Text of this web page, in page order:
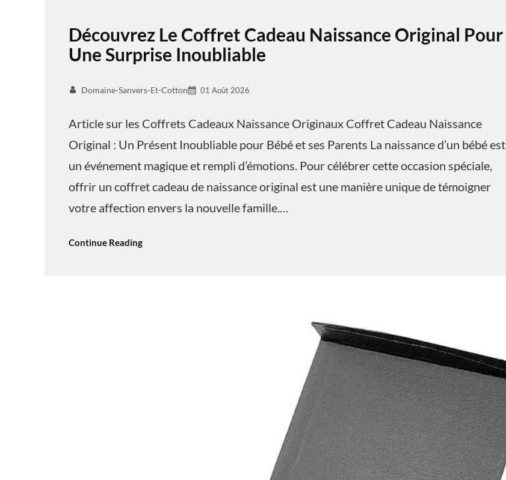
Découvrez Le Coffret Cadeau Naissance Original Pour
Une Surprise Inoubliable
Domaine-Sanvers-Et-Cotton 01 Août 2026
Article sur les Coffrets Cadeaux Naissance Originaux Coffret Cadeau Naissance
Original : Un Présent Inoubliable pour Bébé et ses Parents La naissance d’un bébé est
un événement magique et rempli d’émotions. Pour célébrer cette occasion spéciale,
offrir un coffret cadeau de naissance original est une manière unique de témoigner
votre affection envers la nouvelle famille.…
Continue Reading